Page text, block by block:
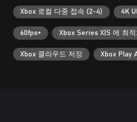
Xbox 로컬 다중 접속 (2-4) 4K
60fps+ Xbox Series X|S 에 최
Xbox 클라우드 저장 Xbox Play